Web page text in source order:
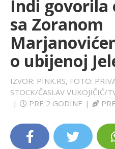
SPORT
LIFESTYLE
EXTRA
Indi govorila
sa Zoranom
o ubijenoj
IZVOR: PINK.RS, FOTO:
STOCK/ČASLAV VUKOJIČIĆ/
|
PRE 2 GODINE |